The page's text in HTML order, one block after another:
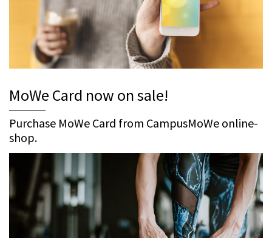
MoWe Card now on sale!
Purchase MoWe Card from CampusMoWe online-
shop.